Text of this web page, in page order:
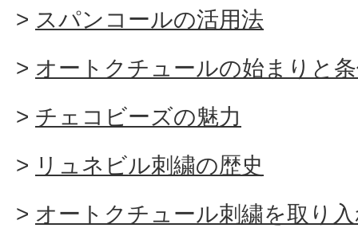
スパンコールの活用法
オートクチュールの始まりと
チェコビーズの魅力
リュネビル刺繍の歴史
オートクチュール刺繍を取り